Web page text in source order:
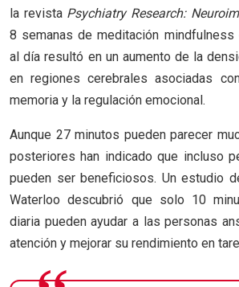
la revista Psychiatry Research:
8 semanas de meditación mindfulness
al día resultó en un aumento de la
en regiones cerebrales asociadas
memoria y la regulación emocional.
Aunque 27 minutos pueden parecer
posteriores han indicado que incluso
pueden ser beneficiosos. Un estudio
Waterloo descubrió que solo 10
diaria pueden ayudar a las personas
atención y mejorar su rendimiento en